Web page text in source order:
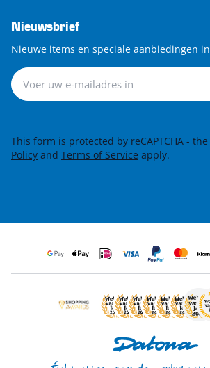
Nieuwsbrief
Nieuwe items en speciale aanbiedingen
Nieuwsbrief
This form is protected by reCAPTCHA - the
Policy and Terms of Service apply.